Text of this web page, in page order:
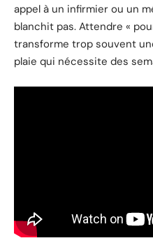
appel à un infirmier ou un
blanchit pas. Attendre «
transforme trop souvent
plaie qui nécessite des